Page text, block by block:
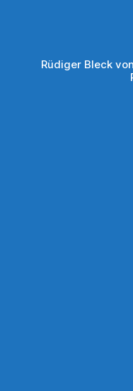
Rüdiger Bleck